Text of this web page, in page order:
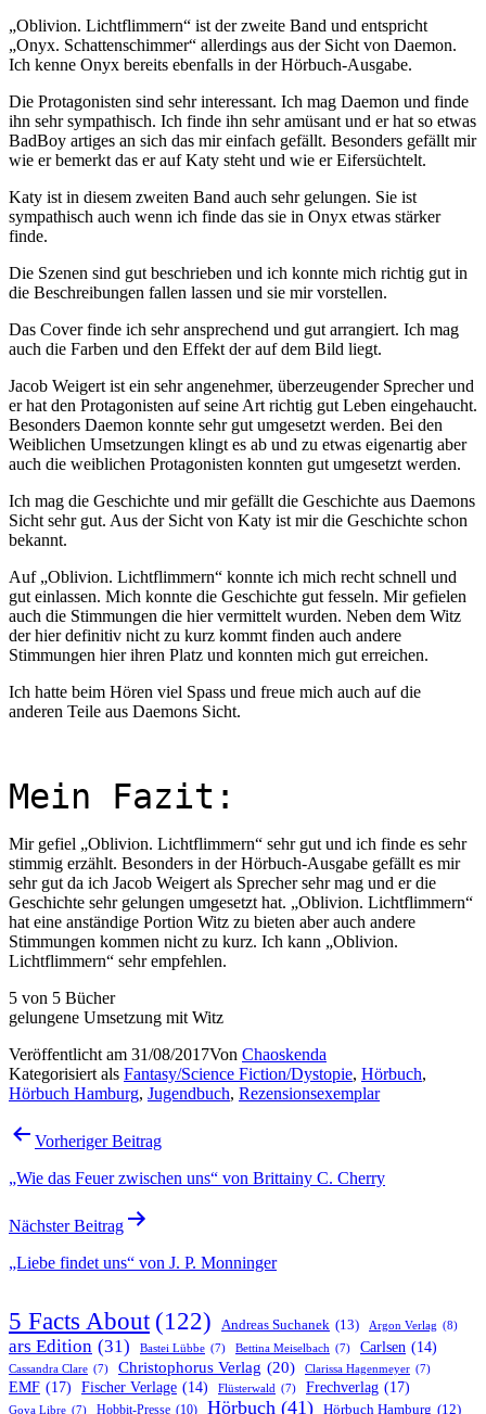
„Oblivion. Lichtflimmern“ ist der zweite Band und entspricht
„Onyx. Schattenschimmer“ allerdings aus der Sicht von Daemon.
Ich kenne Onyx bereits ebenfalls in der Hörbuch-Ausgabe.
Die Protagonisten sind sehr interessant. Ich mag Daemon und finde
ihn sehr sympathisch. Ich finde ihn sehr amüsant und er hat so etwas
BadBoy artiges an sich das mir einfach gefällt. Besonders gefällt mir
wie er bemerkt das er auf Katy steht und wie er Eifersüchtelt.
Katy ist in diesem zweiten Band auch sehr gelungen. Sie ist
sympathisch auch wenn ich finde das sie in Onyx etwas stärker
finde.
Die Szenen sind gut beschrieben und ich konnte mich richtig gut in
die Beschreibungen fallen lassen und sie mir vorstellen.
Das Cover finde ich sehr ansprechend und gut arrangiert. Ich mag
auch die Farben und den Effekt der auf dem Bild liegt.
Jacob Weigert ist ein sehr angenehmer, überzeugender Sprecher und
er hat den Protagonisten auf seine Art richtig gut Leben eingehaucht.
Besonders Daemon konnte sehr gut umgesetzt werden. Bei den
Weiblichen Umsetzungen klingt es ab und zu etwas eigenartig aber
auch die weiblichen Protagonisten konnten gut umgesetzt werden.
Ich mag die Geschichte und mir gefällt die Geschichte aus Daemons
Sicht sehr gut. Aus der Sicht von Katy ist mir die Geschichte schon
bekannt.
Auf „Oblivion. Lichtflimmern“ konnte ich mich recht schnell und
gut einlassen. Mich konnte die Geschichte gut fesseln. Mir gefielen
auch die Stimmungen die hier vermittelt wurden. Neben dem Witz
der hier definitiv nicht zu kurz kommt finden auch andere
Stimmungen hier ihren Platz und konnten mich gut erreichen.
Ich hatte beim Hören viel Spass und freue mich auch auf die
anderen Teile aus Daemons Sicht.
Mein Fazit:
Mir gefiel „Oblivion. Lichtflimmern“ sehr gut und ich finde es sehr
stimmig erzählt. Besonders in der Hörbuch-Ausgabe gefällt es mir
sehr gut da ich Jacob Weigert als Sprecher sehr mag und er die
Geschichte sehr gelungen umgesetzt hat. „Oblivion. Lichtflimmern“
hat eine anständige Portion Witz zu bieten aber auch andere
Stimmungen kommen nicht zu kurz. Ich kann „Oblivion.
Lichtflimmern“ sehr empfehlen.
5 von 5 Bücher
gelungene Umsetzung mit Witz
Veröffentlicht am 31/08/2017Von Chaoskenda
Kategorisiert als Fantasy/Science Fiction/Dystopie, Hörbuch,
Hörbuch Hamburg, Jugendbuch, Rezensionsexemplar
Beitragsnavigation
Vorheriger Beitrag
„Wie das Feuer zwischen uns“ von Brittainy C. Cherry
Nächster Beitrag
„Liebe findet uns“ von J. P. Monninger
5 Facts About (122) Andreas Suchanek (13) Argon Verlag (8)
ars Edition (31) Bastei Lübbe (7) Bettina Meiselbach (7) Carlsen (14)
Cassandra Clare (7) Christophorus Verlag (20) Clarissa Hagenmeyer (7)
EMF (17) Fischer Verlage (14) Flüsterwald (7) Frechverlag (17)
Goya Libre (7) Hobbit-Presse (10) Hörbuch (41) Hörbuch Hamburg (12)